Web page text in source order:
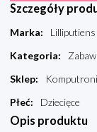
Szczegóły
Marka:
Lilliputiens
Kategoria:
Sklep:
Płeć: Dziecięce
Opis produktu